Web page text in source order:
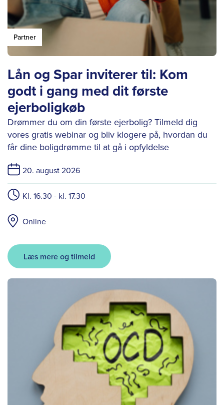
Partner
Lån og Spar inviterer til: Kom
godt i gang med dit første
ejerboligkøb
Drømmer du om din første ejerbolig? Tilmeld dig
vores gratis webinar og bliv klogere på, hvordan du
får dine boligdrømme til at gå i opfyldelse
20. august 2026
Kl. 16.30 - kl. 17.30
Online
Læs mere og tilmeld